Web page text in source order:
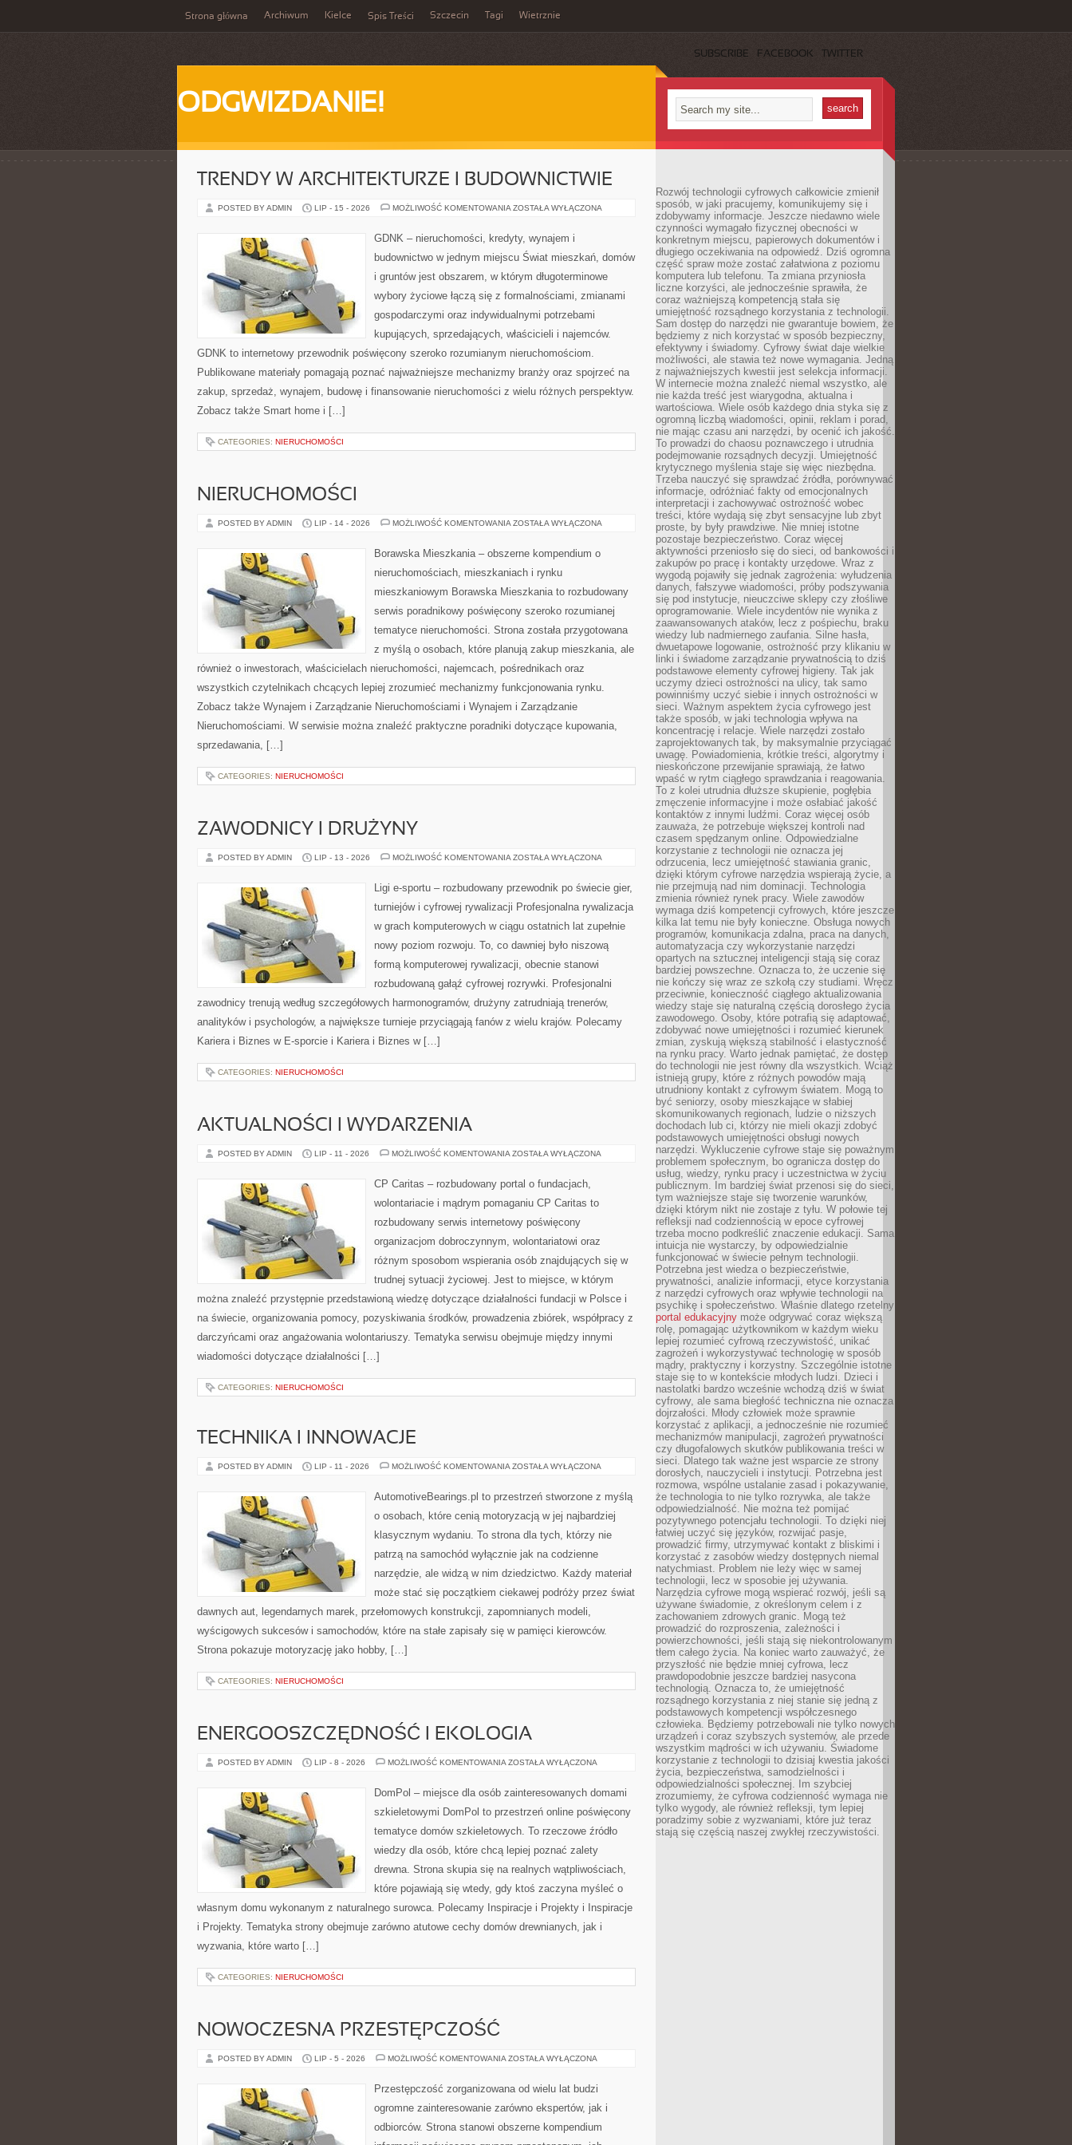
Strona główna Archiwum Kielce Spis Treści Szczecin Tagi Wietrznie
SUBSCRIBE FACEBOOK TWITTER
ODGWIZDANIE!
TRENDY W ARCHITEKTURZE I BUDOWNICTWIE
POSTED BY ADMIN LIP - 15 - 2026 MOŻLIWOŚĆ KOMENTOWANIA TRENDY
BUDOWNICTWIE
ZOSTAŁA WYŁĄCZONA
GDNK – nieruchomości, kredyty, wynajem i
budownictwo w jednym miejscu Świat mieszkań, domów
i gruntów jest obszarem, w którym długoterminowe
wybory życiowe łączą się z formalnościami, zmianami
gospodarczymi oraz indywidualnymi potrzebami
kupujących, sprzedających, właścicieli i najemców.
GDNK to internetowy przewodnik poświęcony szeroko rozumianym nieruchomościom.
Publikowane materiały pomagają poznać najważniejsze mechanizmy branży oraz spojrzeć na
zakup, sprzedaż, wynajem, budowę i finansowanie nieruchomości z wielu różnych perspektyw.
Zobacz także Smart home i […]
CATEGORIES: NIERUCHOMOŚCI
NIERUCHOMOŚCI
POSTED BY ADMIN LIP - 14 - 2026 MOŻLIWOŚĆ KOMENTOWANIA NIERUCHOMOŚCI
ZOSTAŁA WYŁĄCZONA
Borawska Mieszkania – obszerne kompendium o
nieruchomościach, mieszkaniach i rynku
mieszkaniowym Borawska Mieszkania to rozbudowany
serwis poradnikowy poświęcony szeroko rozumianej
tematyce nieruchomości. Strona została przygotowana
z myślą o osobach, które planują zakup mieszkania, ale
również o inwestorach, właścicielach nieruchomości, najemcach, pośrednikach oraz
wszystkich czytelnikach chcących lepiej zrozumieć mechanizmy funkcjonowania rynku.
Zobacz także Wynajem i Zarządzanie Nieruchomościami i Wynajem i Zarządzanie
Nieruchomościami. W serwisie można znaleźć praktyczne poradniki dotyczące kupowania,
sprzedawania, […]
CATEGORIES: NIERUCHOMOŚCI
ZAWODNICY I DRUŻYNY
POSTED BY ADMIN LIP - 13 - 2026 MOŻLIWOŚĆ KOMENTOWANIA ZAWODNICY
ZOSTAŁA WYŁĄCZONA
Ligi e-sportu – rozbudowany przewodnik po świecie gier,
turniejów i cyfrowej rywalizacji Profesjonalna rywalizacja
w grach komputerowych w ciągu ostatnich lat zupełnie
nowy poziom rozwoju. To, co dawniej było niszową
formą komputerowej rywalizacji, obecnie stanowi
rozbudowaną gałąź cyfrowej rozrywki. Profesjonalni
zawodnicy trenują według szczegółowych harmonogramów, drużyny zatrudniają trenerów,
analityków i psychologów, a największe turnieje przyciągają fanów z wielu krajów. Polecamy
Kariera i Biznes w E-sporcie i Kariera i Biznes w […]
CATEGORIES: NIERUCHOMOŚCI
AKTUALNOŚCI I WYDARZENIA
POSTED BY ADMIN LIP - 11 - 2026 MOŻLIWOŚĆ KOMENTOWANIA AKTUALNOŚCI
ZOSTAŁA WYŁĄCZONA
CP Caritas – rozbudowany portal o fundacjach,
wolontariacie i mądrym pomaganiu CP Caritas to
rozbudowany serwis internetowy poświęcony
organizacjom dobroczynnym, wolontariatowi oraz
różnym sposobom wspierania osób znajdujących się w
trudnej sytuacji życiowej. Jest to miejsce, w którym
można znaleźć przystępnie przedstawioną wiedzę dotyczące działalności fundacji w Polsce i
na świecie, organizowania pomocy, pozyskiwania środków, prowadzenia zbiórek, współpracy z
darczyńcami oraz angażowania wolontariuszy. Tematyka serwisu obejmuje między innymi
wiadomości dotyczące działalności […]
CATEGORIES: NIERUCHOMOŚCI
TECHNIKA I INNOWACJE
POSTED BY ADMIN LIP - 11 - 2026 MOŻLIWOŚĆ KOMENTOWANIA TECHNIKA
ZOSTAŁA WYŁĄCZONA
AutomotiveBearings.pl to przestrzeń stworzone z myślą
o osobach, które cenią motoryzacją w jej najbardziej
klasycznym wydaniu. To strona dla tych, którzy nie
patrzą na samochód wyłącznie jak na codzienne
narzędzie, ale widzą w nim dziedzictwo. Każdy materiał
może stać się początkiem ciekawej podróży przez świat
dawnych aut, legendarnych marek, przełomowych konstrukcji, zapomnianych modeli,
wyścigowych sukcesów i samochodów, które na stałe zapisały się w pamięci kierowców.
Strona pokazuje motoryzację jako hobby, […]
CATEGORIES: NIERUCHOMOŚCI
ENERGOOSZCZĘDNOŚĆ I EKOLOGIA
POSTED BY ADMIN LIP - 8 - 2026 MOŻLIWOŚĆ KOMENTOWANIA ENERGOOSZCZĘDNOŚĆ
ZOSTAŁA WYŁĄCZONA
DomPol – miejsce dla osób zainteresowanych domami
szkieletowymi DomPol to przestrzeń online poświęcony
tematyce domów szkieletowych. To rzeczowe źródło
wiedzy dla osób, które chcą lepiej poznać zalety
drewna. Strona skupia się na realnych wątpliwościach,
które pojawiają się wtedy, gdy ktoś zaczyna myśleć o
własnym domu wykonanym z naturalnego surowca. Polecamy Inspiracje i Projekty i Inspiracje
i Projekty. Tematyka strony obejmuje zarówno atutowe cechy domów drewnianych, jak i
wyzwania, które warto […]
CATEGORIES: NIERUCHOMOŚCI
NOWOCZESNA PRZESTĘPCZOŚĆ
POSTED BY ADMIN LIP - 5 - 2026 MOŻLIWOŚĆ KOMENTOWANIA NOWOCZESNA
ZOSTAŁA WYŁĄCZONA
Przestępczość zorganizowana od wielu lat budzi
ogromne zainteresowanie zarówno ekspertów, jak i
odbiorców. Strona stanowi obszerne kompendium
Rozwój technologii cyfrowych całkowicie zmienił
sposób, w jaki pracujemy, komunikujemy się i
zdobywamy informacje. Jeszcze niedawno wiele
czynności wymagało fizycznej obecności w
konkretnym miejscu, papierowych dokumentów i
długiego oczekiwania na odpowiedź. Dziś ogromna
część spraw może zostać załatwiona z poziomu
komputera lub telefonu. Ta zmiana przyniosła
liczne korzyści, ale jednocześnie sprawiła, że
coraz ważniejszą kompetencją stała się
umiejętność rozsądnego korzystania z technologii.
Sam dostęp do narzędzi nie gwarantuje bowiem, że
będziemy z nich korzystać w sposób bezpieczny,
efektywny i świadomy. Cyfrowy świat daje wielkie
możliwości, ale stawia też nowe wymagania. Jedną
z najważniejszych kwestii jest selekcja informacji.
W internecie można znaleźć niemal wszystko, ale
nie każda treść jest wiarygodna, aktualna i
wartościowa. Wiele osób każdego dnia styka się z
ogromną liczbą wiadomości, opinii, reklam i porad,
nie mając czasu ani narzędzi, by ocenić ich jakość.
To prowadzi do chaosu poznawczego i utrudnia
podejmowanie rozsądnych decyzji. Umiejętność
krytycznego myślenia staje się więc niezbędna.
Trzeba nauczyć się sprawdzać źródła, porównywać
informacje, odróżniać fakty od emocjonalnych
interpretacji i zachowywać ostrożność wobec
treści, które wydają się zbyt sensacyjne lub zbyt
proste, by były prawdziwe. Nie mniej istotne
pozostaje bezpieczeństwo. Coraz więcej
aktywności przeniosło się do sieci, od bankowości i
zakupów po pracę i kontakty urzędowe. Wraz z
wygodą pojawiły się jednak zagrożenia: wyłudzenia
danych, fałszywe wiadomości, próby podszywania
się pod instytucje, nieuczciwe sklepy czy złośliwe
oprogramowanie. Wiele incydentów nie wynika z
zaawansowanych ataków, lecz z pośpiechu, braku
wiedzy lub nadmiernego zaufania. Silne hasła,
dwuetapowe logowanie, ostrożność przy klikaniu w
linki i świadome zarządzanie prywatnością to dziś
podstawowe elementy cyfrowej higieny. Tak jak
uczymy dzieci ostrożności na ulicy, tak samo
powinniśmy uczyć siebie i innych ostrożności w
sieci. Ważnym aspektem życia cyfrowego jest
także sposób, w jaki technologia wpływa na
koncentrację i relacje. Wiele narzędzi zostało
zaprojektowanych tak, by maksymalnie przyciągać
uwagę. Powiadomienia, krótkie treści, algorytmy i
nieskończone przewijanie sprawiają, że łatwo
wpaść w rytm ciągłego sprawdzania i reagowania.
To z kolei utrudnia dłuższe skupienie, pogłębia
zmęczenie informacyjne i może osłabiać jakość
kontaktów z innymi ludźmi. Coraz więcej osób
zauważa, że potrzebuje większej kontroli nad
czasem spędzanym online. Odpowiedzialne
korzystanie z technologii nie oznacza jej
odrzucenia, lecz umiejętność stawiania granic,
dzięki którym cyfrowe narzędzia wspierają życie, a
nie przejmują nad nim dominacji. Technologia
zmienia również rynek pracy. Wiele zawodów
wymaga dziś kompetencji cyfrowych, które jeszcze
kilka lat temu nie były konieczne. Obsługa nowych
programów, komunikacja zdalna, praca na danych,
automatyzacja czy wykorzystanie narzędzi
opartych na sztucznej inteligencji stają się coraz
bardziej powszechne. Oznacza to, że uczenie się
nie kończy się wraz ze szkołą czy studiami. Wręcz
przeciwnie, konieczność ciągłego aktualizowania
wiedzy staje się naturalną częścią dorosłego życia
zawodowego. Osoby, które potrafią się adaptować,
zdobywać nowe umiejętności i rozumieć kierunek
zmian, zyskują większą stabilność i elastyczność
na rynku pracy. Warto jednak pamiętać, że dostęp
do technologii nie jest równy dla wszystkich. Wciąż
istnieją grupy, które z różnych powodów mają
utrudniony kontakt z cyfrowym światem. Mogą to
być seniorzy, osoby mieszkające w słabiej
skomunikowanych regionach, ludzie o niższych
dochodach lub ci, którzy nie mieli okazji zdobyć
podstawowych umiejętności obsługi nowych
narzędzi. Wykluczenie cyfrowe staje się poważnym
problemem społecznym, bo ogranicza dostęp do
usług, wiedzy, rynku pracy i uczestnictwa w życiu
publicznym. Im bardziej świat przenosi się do sieci,
tym ważniejsze staje się tworzenie warunków,
dzięki którym nikt nie zostaje z tyłu. W połowie tej
refleksji nad codziennością w epoce cyfrowej
trzeba mocno podkreślić znaczenie edukacji. Sama
intuicja nie wystarczy, by odpowiedzialnie
funkcjonować w świecie pełnym technologii.
Potrzebna jest wiedza o bezpieczeństwie,
prywatności, analizie informacji, etyce korzystania
z narzędzi cyfrowych oraz wpływie technologii na
psychikę i społeczeństwo. Właśnie dlatego rzetelny
portal edukacyjny może odgrywać coraz większą
rolę, pomagając użytkownikom w każdym wieku
lepiej rozumieć cyfrową rzeczywistość, unikać
zagrożeń i wykorzystywać technologię w sposób
mądry, praktyczny i korzystny. Szczególnie istotne
staje się to w kontekście młodych ludzi. Dzieci i
nastolatki bardzo wcześnie wchodzą dziś w świat
cyfrowy, ale sama biegłość techniczna nie oznacza
dojrzałości. Młody człowiek może sprawnie
korzystać z aplikacji, a jednocześnie nie rozumieć
mechanizmów manipulacji, zagrożeń prywatności
czy długofalowych skutków publikowania treści w
sieci. Dlatego tak ważne jest wsparcie ze strony
dorosłych, nauczycieli i instytucji. Potrzebna jest
rozmowa, wspólne ustalanie zasad i pokazywanie,
że technologia to nie tylko rozrywka, ale także
odpowiedzialność. Nie można też pomijać
pozytywnego potencjału technologii. To dzięki niej
łatwiej uczyć się języków, rozwijać pasje,
prowadzić firmy, utrzymywać kontakt z bliskimi i
korzystać z zasobów wiedzy dostępnych niemal
natychmiast. Problem nie leży więc w samej
technologii, lecz w sposobie jej używania.
Narzędzia cyfrowe mogą wspierać rozwój, jeśli są
używane świadomie, z określonym celem i z
zachowaniem zdrowych granic. Mogą też
prowadzić do rozproszenia, zależności i
powierzchowności, jeśli stają się niekontrolowanym
tłem całego życia. Na koniec warto zauważyć, że
przyszłość nie będzie mniej cyfrowa, lecz
prawdopodobnie jeszcze bardziej nasycona
technologią. Oznacza to, że umiejętność
rozsądnego korzystania z niej stanie się jedną z
podstawowych kompetencji współczesnego
człowieka. Będziemy potrzebowali nie tylko nowych
urządzeń i coraz szybszych systemów, ale przede
wszystkim mądrości w ich używaniu. Świadome
korzystanie z technologii to dzisiaj kwestia jakości
życia, bezpieczeństwa, samodzielności i
odpowiedzialności społecznej. Im szybciej
zrozumiemy, że cyfrowa codzienność wymaga nie
tylko wygody, ale również refleksji, tym lepiej
poradzimy sobie z wyzwaniami, które już teraz
stają się częścią naszej zwykłej rzeczywistości.